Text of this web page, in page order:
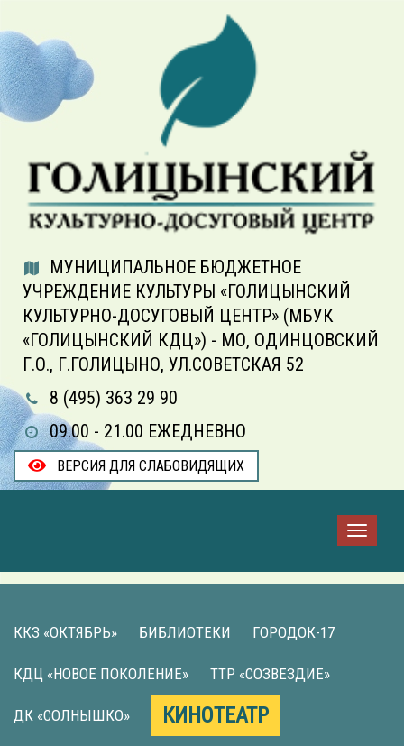
МУНИЦИПАЛЬНОЕ БЮДЖЕТНОЕ
УЧРЕЖДЕНИЕ КУЛЬТУРЫ «ГОЛИЦЫНСКИЙ
КУЛЬТУРНО-ДОСУГОВЫЙ ЦЕНТР» (МБУК
«ГОЛИЦЫНСКИЙ КДЦ») - МО, ОДИНЦОВСКИЙ
Г.О., Г.ГОЛИЦЫНО, УЛ.СОВЕТСКАЯ 52
8 (495) 363 29 90
09.00 - 21.00 ЕЖЕДНЕВНО
ВЕРСИЯ ДЛЯ СЛАБОВИДЯЩИХ
ККЗ «ОКТЯБРЬ» БИБЛИОТЕКИ ГОРОДОК-17
КДЦ «НОВОЕ ПОКОЛЕНИЕ» ТТР «СОЗВЕЗДИЕ»
ДК «СОЛНЫШКО» КИНОТЕАТР